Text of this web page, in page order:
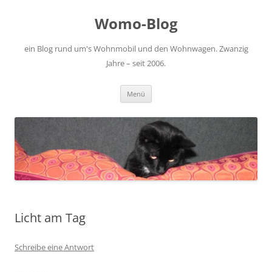
Womo-Blog
ein Blog rund um's Wohnmobil und den Wohnwagen. Zwanzig
Jahre – seit 2006.
Menü
Licht am Tag
Schreibe eine Antwort